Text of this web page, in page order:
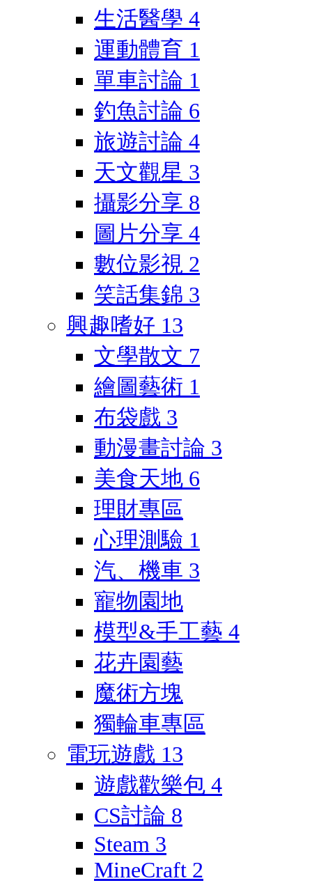
生活醫學 4
運動體育 1
單車討論 1
釣魚討論 6
旅遊討論 4
天文觀星 3
攝影分享 8
圖片分享 4
數位影視 2
笑話集錦 3
興趣嗜好 13
文學散文 7
繪圖藝術 1
布袋戲 3
動漫畫討論 3
美食天地 6
理財專區
心理測驗 1
汽、機車 3
寵物園地
模型&手工藝 4
花卉園藝
魔術方塊
獨輪車專區
電玩遊戲 13
遊戲歡樂包 4
CS討論 8
Steam 3
MineCraft 2